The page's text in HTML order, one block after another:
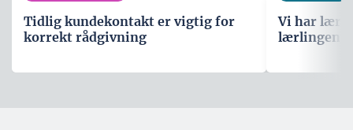
Tidlig kundekontakt er vigtig for
korrekt rådgivning
Vi har
lærlingene